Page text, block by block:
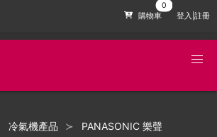
購物車 登入|註冊
冷氣機產品 PANASONIC 樂聲